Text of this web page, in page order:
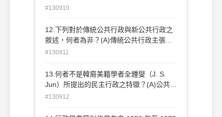
一個層面？(A)政治(B)政策(C)管理(D)倫理
#130910
12.下列對於傳統公共行政與新公共行政之
敘述，何者為非？(A)傳統公共行政主張政
治行政二分，新公共行政強調政治與行政的
相當重視行政中立(C)傳統公共行政強調集
權與控制，新公共行政強調分權與參與(D)
#130911
13.何者不是韓裔美籍學者全鍾燮（J. S.
Jun）所提出的民主行政之特徵？(A)公共利
益的表達(B)開放性(C)參與(D)效率
#130912